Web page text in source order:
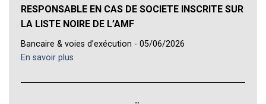
RESPONSABLE EN CAS DE SOCIETE INSCRITE SUR
LA LISTE NOIRE DE L’AMF
Bancaire & voies d’exécution - 05/06/2026
En savoir plus